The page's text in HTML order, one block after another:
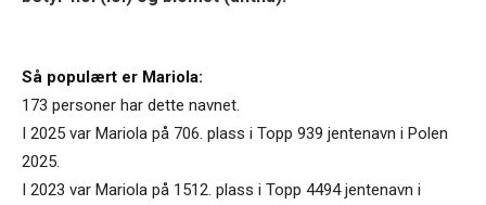
Så populært er Mariola:
173 personer har dette navnet.
I 2025 var Mariola på 706. plass i Topp 939 jentenavn i Polen
2025.
I 2023 var Mariola på 1512. plass i Topp 4494 jentenavn i